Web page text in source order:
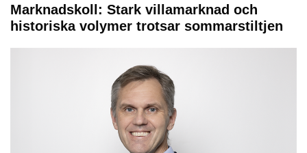
Marknadskoll: Stark villamarknad och
historiska volymer trotsar sommarstiltjen